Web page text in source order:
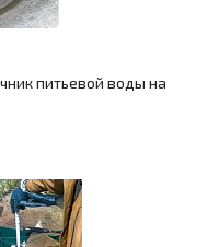
питьевой воды на